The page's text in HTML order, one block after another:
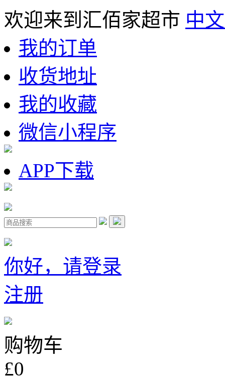
欢迎来到汇佰家超市 中
我的订单
收货地址
我的收藏
微信小程序
APP下载
你好，请登录
注册
购物车
£0